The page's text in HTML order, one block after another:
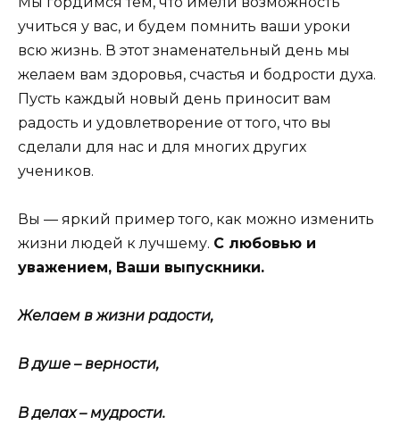
учиться у вас, и будем помнить ваши уроки
всю жизнь. В этот знаменательный день мы
желаем вам здоровья, счастья и бодрости духа.
Пусть каждый новый день приносит вам
радость и удовлетворение от того, что вы
сделали для нас и для многих других
учеников.
Вы — яркий пример того, как можно изменить
жизни людей к лучшему. С любовью и
уважением, Ваши выпускники.
Желаем в жизни радости,
В душе – верности,
В делах – мудрости.